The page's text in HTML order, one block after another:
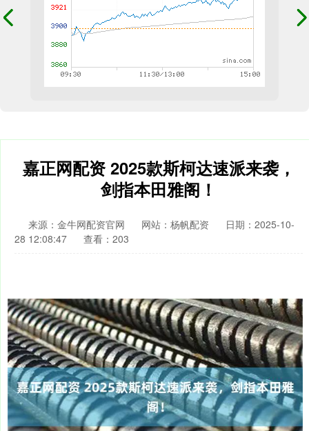
嘉正网配资 2025款斯柯达速派来袭，
剑指本田雅阁！
来源：金牛网配资官网 网站：杨帆配资
日期：2025-10-
28 12:08:47
查看：203